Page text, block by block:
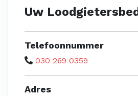
Uw
Telefoonnummer
030 269 0359
Adres